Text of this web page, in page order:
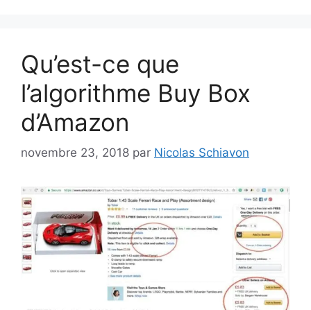
Qu’est-ce que
l’algorithme Buy Box
d’Amazon
novembre 23, 2018 par Nicolas Schiavon